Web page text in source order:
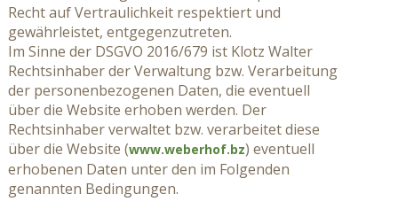
Recht auf Vertraulichkeit respektiert und
gewährleistet, entgegenzutreten.
Im Sinne der DSGVO 2016/679 ist Klotz Walter
Rechtsinhaber der Verwaltung bzw. Verarbeitung
der personenbezogenen Daten, die eventuell
über die Website erhoben werden. Der
Rechtsinhaber verwaltet bzw. verarbeitet diese
über die Website (www.weberhof.bz) eventuell
erhobenen Daten unter den im Folgenden
genannten Bedingungen.